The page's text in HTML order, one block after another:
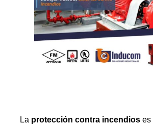
La protección contra incendioses